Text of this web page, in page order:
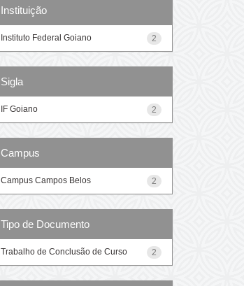
Instituição
2
Instituto Federal Goiano
Sigla
2
IF Goiano
Campus
2
Campus Campos Belos
Tipo de Documento
2
Trabalho de Conclusão de Curso